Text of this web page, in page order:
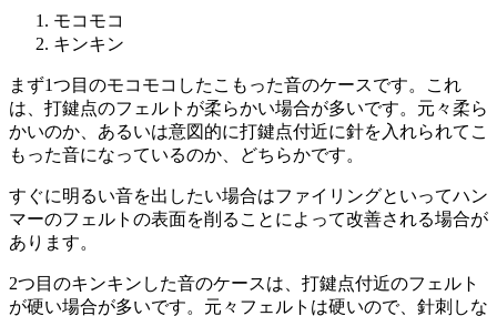
モコモコ
キンキン
まず1つ目のモコモコしたこもった音のケースです。これ
は、打鍵点のフェルトが柔らかい場合が多いです。元々柔ら
かいのか、あるいは意図的に打鍵点付近に針を入れられてこ
もった音になっているのか、どちらかです。
すぐに明るい音を出したい場合はファイリングといってハン
マーのフェルトの表面を削ることによって改善される場合が
あります。
2つ目のキンキンした音のケースは、打鍵点付近のフェルト
が硬い場合が多いです。元々フェルトは硬いので、針刺しな